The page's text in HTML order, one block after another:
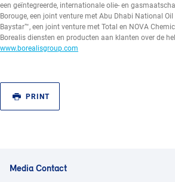
een geïntegreerde, internationale olie- en
Borouge, een joint venture met Abu Dhabi National
Baystar™, een joint venture met Total en NOVA
Borealis diensten en producten aan klanten over de
www.borealisgroup.com
PRINT
Media Contact